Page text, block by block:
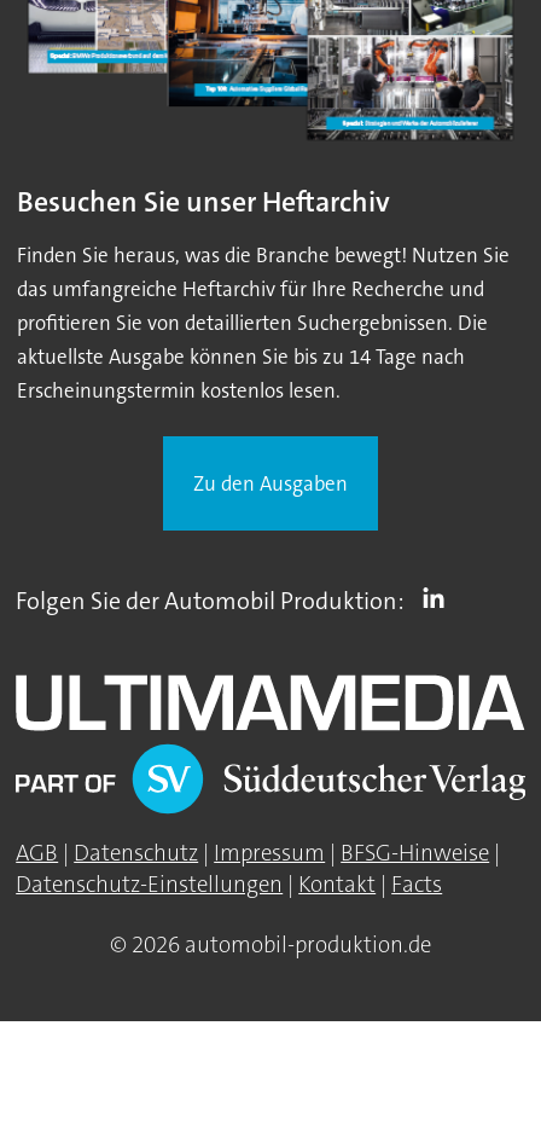
Besuchen Sie unser Heftarchiv
Finden Sie heraus, was die Branche bewegt! Nutzen Sie
das umfangreiche Heftarchiv für Ihre Recherche und
profitieren Sie von detaillierten Suchergebnissen. Die
aktuellste Ausgabe können Sie bis zu 14 Tage nach
Erscheinungstermin kostenlos lesen.
Zu den Ausgaben
Folgen Sie der Automobil Produktion:
AGB | Datenschutz | Impressum | BFSG-Hinweise |
Datenschutz-Einstellungen | Kontakt | Facts
© 2026 automobil-produktion.de